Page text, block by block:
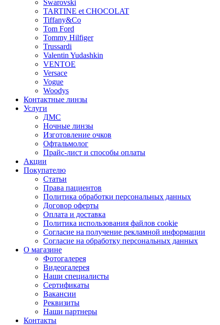
Swarovski
TARTINE et CHOCOLAT
Tiffany&Co
Tom Ford
Tommy Hilfiger
Trussardi
Valentin Yudashkin
VENTOE
Versace
Vogue
Woodys
Контактные линзы
Услуги
ДМС
Ночные линзы
Изготовление очков
Офтальмолог
Прайс-лист и способы оплаты
Акции
Покупателю
Статьи
Права пациентов
Политика обработки персональных данных
Договор оферты
Оплата и доставка
Политика использования файлов cookie
Согласие на получение рекламной информации
Согласие на обработку персональных данных
О магазине
Фотогалерея
Видеогалерея
Наши специалисты
Сертификаты
Вакансии
Реквизиты
Наши партнеры
Контакты